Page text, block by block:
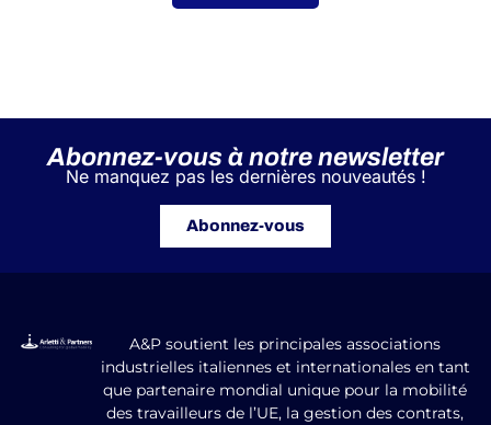
Abonnez-vous à notre newsletter
Ne manquez pas les dernières nouveautés !
Abonnez-vous
A&P soutient les principales associations
industrielles italiennes et internationales en tant
que partenaire mondial unique pour la mobilité
des travailleurs de l’UE, la gestion des contrats,